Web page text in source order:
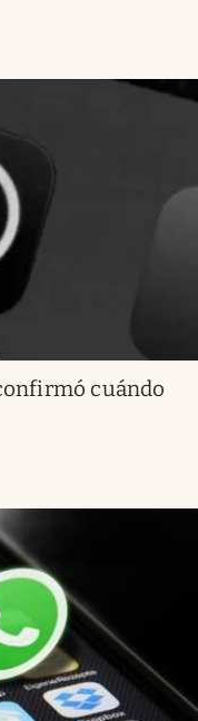
cuándo